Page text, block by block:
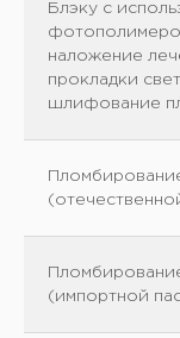
Блэку с
наложение
прокладки
шлифование
(импортной